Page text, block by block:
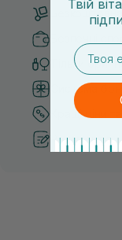
Тільки
Система
Кращі ціни
Твій
email